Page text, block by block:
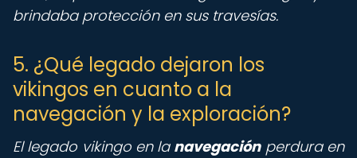
brindaba protección en sus travesías.
5. ¿Qué legado dejaron los
vikingos en cuanto a la
navegación y la exploración?
El legado vikingo en la navegaciónperdura en